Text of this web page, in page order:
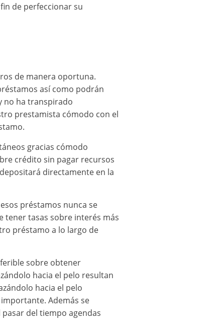
de perfeccionar su
de manera oportuna.
así­ como podrán
no ha transpirado
prestamista cómodo con el
gracias cómodo
crédito sin pagar recursos
directamente en la
préstamos nunca se
tener tasas sobre interés más
préstamo a lo largo de
sobre obtener
hacia el pelo resultan
hacia el pelo
Además se
del tiempo agendas